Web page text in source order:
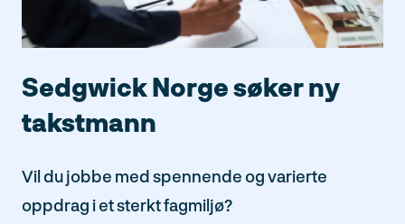
Sedgwick Norge søker ny
takstmann
Vil du jobbe med spennende og varierte
oppdrag i et sterkt fagmiljø?